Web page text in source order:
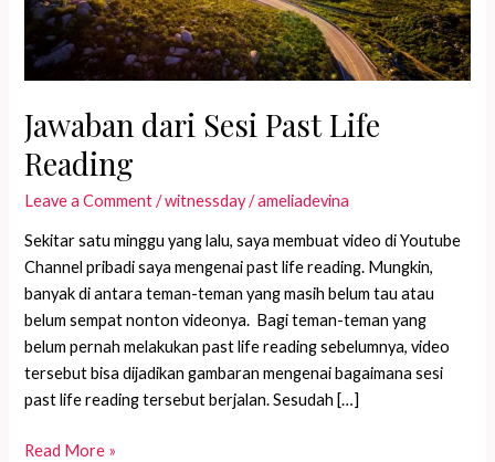
Jawaban dari Sesi Past Life
Reading
Leave a Comment /witnessday/ameliadevina
Sekitar satu minggu yang lalu, saya membuat video di Youtube
Channel pribadi saya mengenai past life reading. Mungkin,
banyak di antara teman-teman yang masih belum tau atau
belum sempat nonton videonya. Bagi teman-teman yang
belum pernah melakukan past life reading sebelumnya, video
tersebut bisa dijadikan gambaran mengenai bagaimana sesi
past life reading tersebut berjalan. Sesudah […]
Jawaban
Read More »